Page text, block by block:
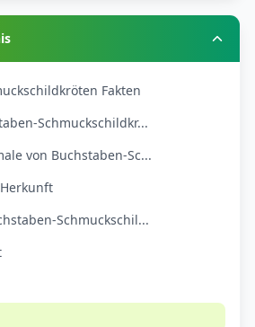
Fakten
Schmuckschildkr...
von Buchstaben-Sc...
Schmuckschil...